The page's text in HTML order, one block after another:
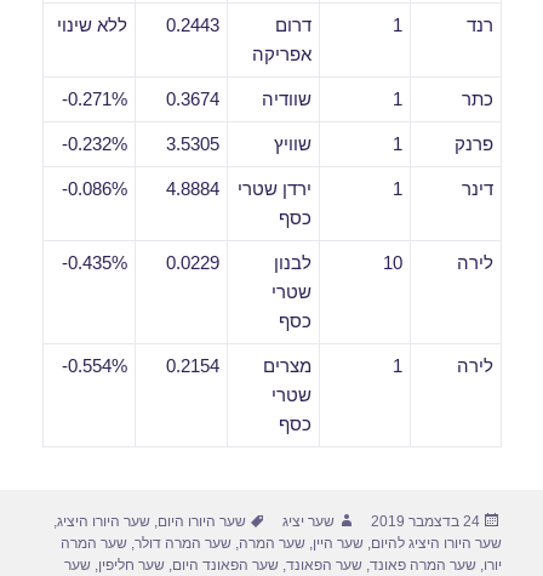
רנד 1
דרום
אפריקה
0.2443 ללא שינוי
כתר 1 שוודיה 0.3674
0.271%-
פרנק 1 שוויץ 3.5305
0.232%-
דינר 1
ירדן שטרי
כסף
4.8884
0.086%-
לירה 10
לבנון
שטרי
כסף
0.0229
0.435%-
לירה 1
מצרים
שטרי
כסף
0.2154
0.554%-
פורסם
בתאריך
24 בדצמבר 2019 מחבר
שער יציג תגיות
שער היורו היום,שער היורו היציג,
שער היורו היציג להיום,שער היין,שער המרה,שער המרה דולר,שער המרה
יורו,שער המרה פאונד,שער הפאונד,שער הפאונד היום,שער חליפין,שער